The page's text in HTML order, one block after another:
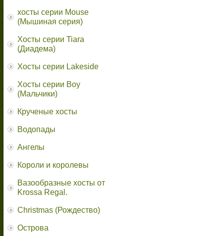
хосты серии Mouse
(Мышиная серия)
Хосты серии Tiara
(Диадема)
Хосты серии Lakeside
Хосты серии Boy
(Мальчики)
Крученые хосты
Водопады
Ангелы
Короли и королевы
Вазообразные хосты от
Krossa Regal.
Christmas (Рождество)
Острова